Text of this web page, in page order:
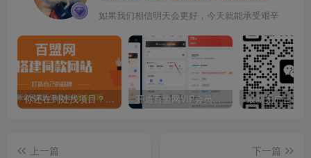
如果我们相信明天会更好，今天就能承受艰辛
你还在到处找项目？还在当韭菜？我靠卖项目一个月收入5万+，曾经我也是个失败者。 开通百盟网VIP会员，尊享全站资源免费下载，享70%的推广提成！！【限时五折优惠】
上一篇
下一篇